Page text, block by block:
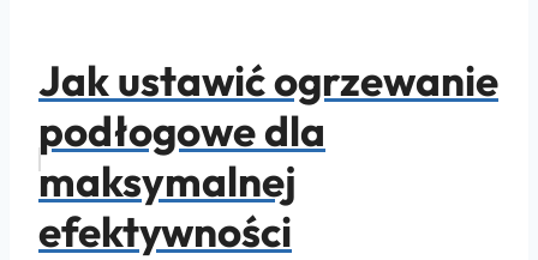
Jak ustawić ogrzewanie
podłogowe dla
maksymalnej
efektywności